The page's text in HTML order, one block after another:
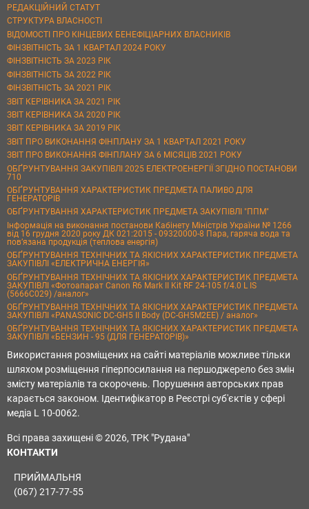
РЕДАКЦІЙНИЙ СТАТУТ
СТРУКТУРА ВЛАСНОСТІ
ВІДОМОСТІ ПРО КІНЦЕВИХ БЕНЕФІЦІАРНИХ ВЛАСНИКІВ
ФІНЗВІТНІСТЬ ЗА 1 КВАРТАЛ 2024 РОКУ
ФІНЗВІТНІСТЬ ЗА 2023 РІК
ФІНЗВІТНІСТЬ ЗА 2022 РІК
ФІНЗВІТНІСТЬ ЗА 2021 РІК
ЗВІТ КЕРІВНИКА ЗА 2021 РІК
ЗВІТ КЕРІВНИКА ЗА 2020 РІК
ЗВІТ КЕРІВНИКА ЗА 2019 РІК
ЗВІТ ПРО ВИКОНАННЯ ФІНПЛАНУ ЗА 1 КВАРТАЛ 2021 РОКУ
ЗВІТ ПРО ВИКОНАННЯ ФІНПЛАНУ ЗА 6 МІСЯЦІВ 2021 РОКУ
ОБҐРУНТУВАННЯ ЗАКУПІВЛІ 2025 ЕЛЕКТРОЕНЕРГІЇ ЗГІДНО ПОСТАНОВИ
710
ОБҐРУНТУВАННЯ ХАРАКТЕРИСТИК ПРЕДМЕТА ПАЛИВО ДЛЯ
ГЕНЕРАТОРІВ
ОБҐРУНТУВАННЯ ХАРАКТЕРИСТИК ПРЕДМЕТА ЗАКУПІВЛІ "ППМ"
Інформація на виконання постанови Кабінету Міністрів України № 1266
від 16 грудня 2020 року ДК 021:2015 - 09320000-8 Пара, гаряча вода та
пов’язана продукція (теплова енергія)
ОБҐРУНТУВАННЯ ТЕХНІЧНИХ ТА ЯКІСНИХ ХАРАКТЕРИСТИК ПРЕДМЕТА
ЗАКУПІВЛІ «ЕЛЕКТРИЧНА ЕНЕРГІЯ»
ОБҐРУНТУВАННЯ ТЕХНІЧНИХ ТА ЯКІСНИХ ХАРАКТЕРИСТИК ПРЕДМЕТА
ЗАКУПІВЛІ «Фотоапарат Canon R6 Mark II Kit RF 24-105 f/4.0 L IS
(5666C029) /аналог»
ОБҐРУНТУВАННЯ ТЕХНІЧНИХ ТА ЯКІСНИХ ХАРАКТЕРИСТИК ПРЕДМЕТА
ЗАКУПІВЛІ «PANASONIC DC-GH5 II Body (DC-GH5M2EE) / аналог»
ОБҐРУНТУВАННЯ ТЕХНІЧНИХ ТА ЯКІСНИХ ХАРАКТЕРИСТИК ПРЕДМЕТА
ЗАКУПІВЛІ «БЕНЗИН - 95 (ДЛЯ ГЕНЕРАТОРІВ)»
Використання розміщених на сайті матеріалів можливе тільки
шляхом розміщення гіперпосилання на першоджерело без змін
змісту матеріалів та скорочень. Порушення авторських прав
карається законом. Ідентифікатор в Реєстрі суб'єктів у сфері
медіа L 10-0062.
Всі права захищені © 2026, ТРК "Рудана"
КОНТАКТИ
ПРИЙМАЛЬНЯ
(067) 217-77-55